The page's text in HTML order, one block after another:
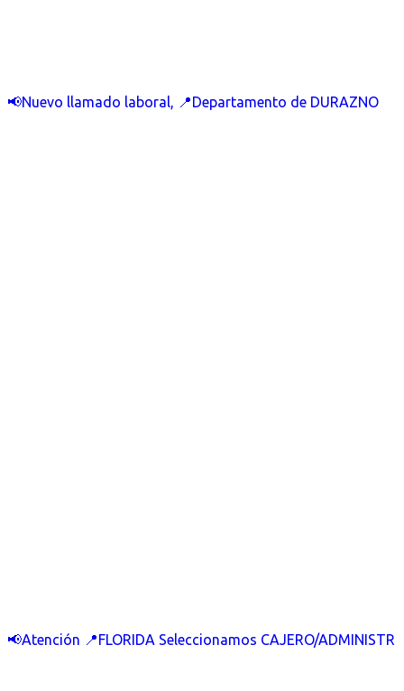
📢Nuevo llamado laboral, 📍Departamento de DURAZNO
📢Atención 📍FLORIDA Seleccionamos CAJERO/ADMINISTR